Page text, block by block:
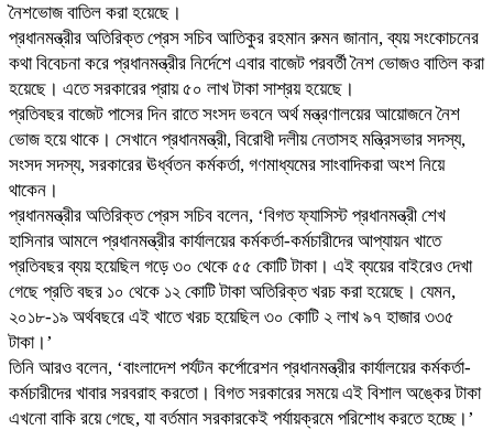
নৈশভোজ বাতিল করা হয়েছে।
প্রধানমন্ত্রীর অতিরিক্ত প্রেস সচিব আতিকুর রহমান রুমন জানান, ব্যয় সংকোচনের
কথা বিবেচনা করে প্রধানমন্ত্রীর নির্দেশে এবার বাজেট পরবর্তী নৈশ ভোজও বাতিল করা
হয়েছে। এতে সরকারের প্রায় ৫০ লাখ টাকা সাশ্রয় হয়েছে।
প্রতিবছর বাজেট পাসের দিন রাতে সংসদ ভবনে অর্থ মন্ত্রণালয়ের আয়োজনে নৈশ
ভোজ হয়ে থাকে। সেখানে প্রধানমন্ত্রী, বিরোধী দলীয় নেতাসহ মন্ত্রিসভার সদস্য,
সংসদ সদস্য, সরকারের ঊর্ধ্বতন কর্মকর্তা, গণমাধ্যমের সাংবাদিকরা অংশ নিয়ে
থাকেন।
প্রধানমন্ত্রীর অতিরিক্ত প্রেস সচিব বলেন, ‘বিগত ফ্যাসিস্ট প্রধানমন্ত্রী শেখ
হাসিনার আমলে প্রধানমন্ত্রীর কার্যালয়ের কর্মকর্তা-কর্মচারীদের আপ্যায়ন খাতে
প্রতিবছর ব্যয় হয়েছিল গড়ে ৩০ থেকে ৫৫ কোটি টাকা। এই ব্যয়ের বাইরেও দেখা
গেছে প্রতি বছর ১০ থেকে ১২ কোটি টাকা অতিরিক্ত খরচ করা হয়েছে। যেমন,
২০১৮-১৯ অর্থবছরে এই খাতে খরচ হয়েছিল ৩০ কোটি ২ লাখ ৯৭ হাজার ৩৩৫
টাকা।’
তিনি আরও বলেন, ‘বাংলাদেশ পর্যটন কর্পোরেশন প্রধানমন্ত্রীর কার্যালয়ের কর্মকর্তা-
কর্মচারীদের খাবার সরবরাহ করতো। বিগত সরকারের সময়ে এই বিশাল অঙ্কের টাকা
এখনো বাকি রয়ে গেছে, যা বর্তমান সরকারকেই পর্যায়ক্রমে পরিশোধ করতে হচ্ছে।’